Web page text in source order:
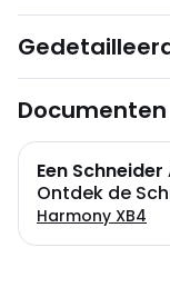
Documenten
Een
Ontdek de
Harmony XB4